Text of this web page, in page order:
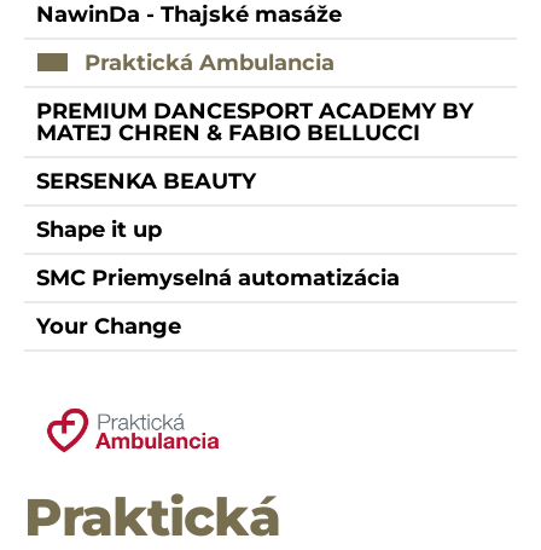
NawinDa - Thajské masáže
Praktická Ambulancia
PREMIUM DANCESPORT ACADEMY BY
MATEJ CHREN & FABIO BELLUCCI
SERSENKA BEAUTY
Shape it up
SMC Priemyselná automatizácia
Your Change
Praktická